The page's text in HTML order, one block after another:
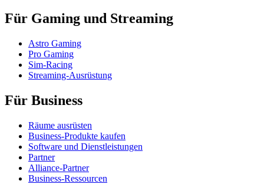
Für Gaming und Streaming
Astro Gaming
Pro Gaming
Sim-Racing
Streaming-Ausrüstung
Für Business
Räume ausrüsten
Business-Produkte kaufen
Software und Dienstleistungen
Partner
Alliance-Partner
Business-Ressourcen